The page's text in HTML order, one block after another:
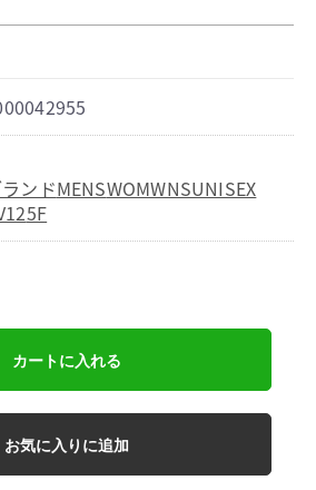
ンドMENSWOMWNSUNISEX
5F
カートに入れる
お気に入りに追加